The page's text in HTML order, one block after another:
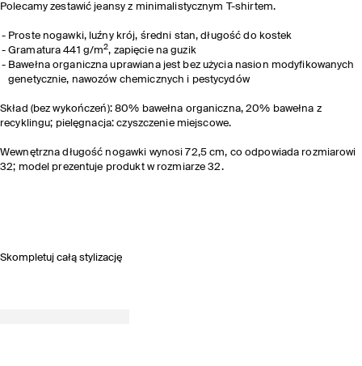
Polecamy zestawić jeansy z minimalistycznym T-shirtem.
Proste nogawki, luźny krój, średni stan, długość do kostek
Gramatura 441 g/m2, zapięcie na guzik
Bawełna organiczna uprawiana jest bez użycia nasion modyfikowanych
genetycznie, nawozów chemicznych i pestycydów
Skład (bez wykończeń): 80% bawełna organiczna, 20% bawełna z
recyklingu; pielęgnacja: czyszczenie miejscowe.
Wewnętrzna długość nogawki wynosi 72,5 cm, co odpowiada rozmiarowi
32; model prezentuje produkt w rozmiarze 32.
Skompletuj całą stylizację